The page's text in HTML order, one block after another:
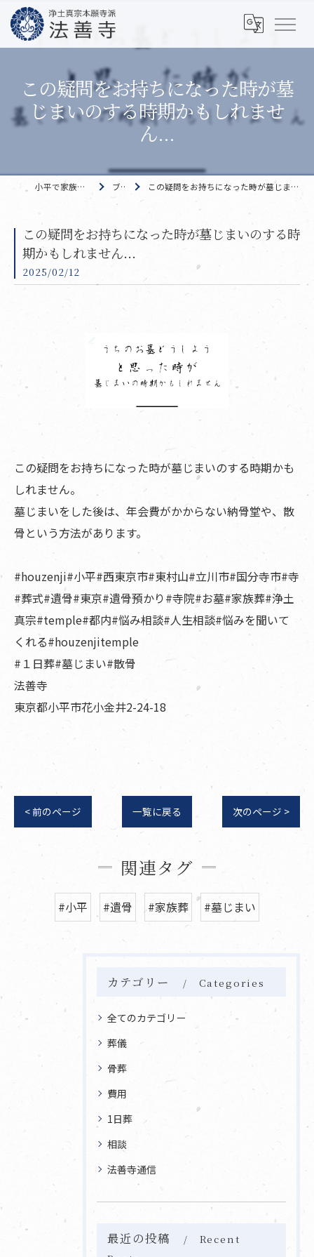
この疑問をお持ちになった時が墓
じまいのする時期かもしれませ
ん...
小平で家族葬なら 法善寺 ブログ この疑問をお持ちになった時が墓じまいのする時期かもしれません...
この疑問をお持ちになった時が墓じまいのする時
期かもしれません...
2025/02/12
この疑問をお持ちになった時が墓じまいのする時期かも
しれません。
墓じまいをした後は、年会費がかからない納骨堂や、散
骨という方法があります。
#houzenji#小平#西東京市#東村山#立川市#国分寺市#寺
#葬式#遺骨#東京#遺骨預かり#寺院#お墓#家族葬#浄土
真宗#temple#都内#悩み相談#人生相談#悩みを聞いて
くれる#houzenjitemple
#１日葬#墓じまい#散骨
法善寺
東京都小平市花小金井2-24-18
< 前のページ 一覧に戻る 次のページ >
関連タグ
#小平 #遺骨 #家族葬 #墓じまい
カテゴリー Categories
全てのカテゴリー
葬儀
骨葬
費用
1日葬
相談
法善寺通信
最近の投稿
Recent